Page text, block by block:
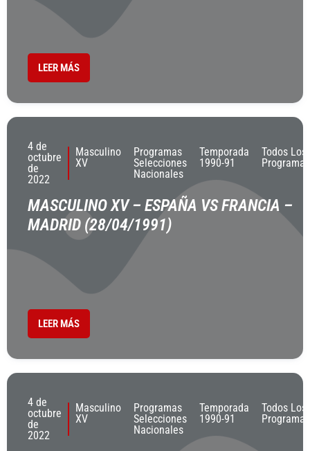
LEER MÁS
4 de
octubre
de
2022
Masculino
XV
Programas
Selecciones
Nacionales
Temporada
1990-91
Todos Los
Programas
MASCULINO XV – ESPAÑA VS FRANCIA –
MADRID (28/04/1991)
LEER MÁS
4 de
octubre
de
2022
Masculino
XV
Programas
Selecciones
Nacionales
Temporada
1990-91
Todos Los
Programas